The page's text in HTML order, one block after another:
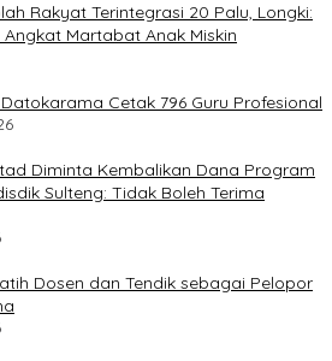
Rakyat Terintegrasi 20 Palu, Longki:
Martabat Anak Miskin
Cetak 796 Guru Profesional
Diminta Kembalikan Dana Program
Sulteng: Tidak Boleh Terima
Dosen dan Tendik sebagai Pelopor